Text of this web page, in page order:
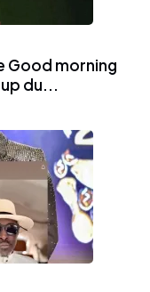
Good morning
du...